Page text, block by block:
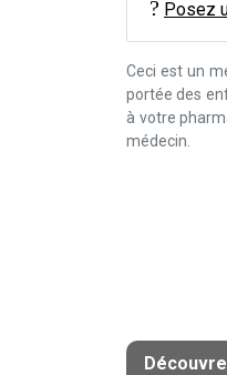
Posez
Ceci est un
portée des
à votre
médecin.